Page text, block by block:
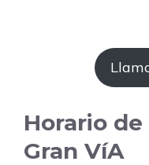
Horario
Gran VíA